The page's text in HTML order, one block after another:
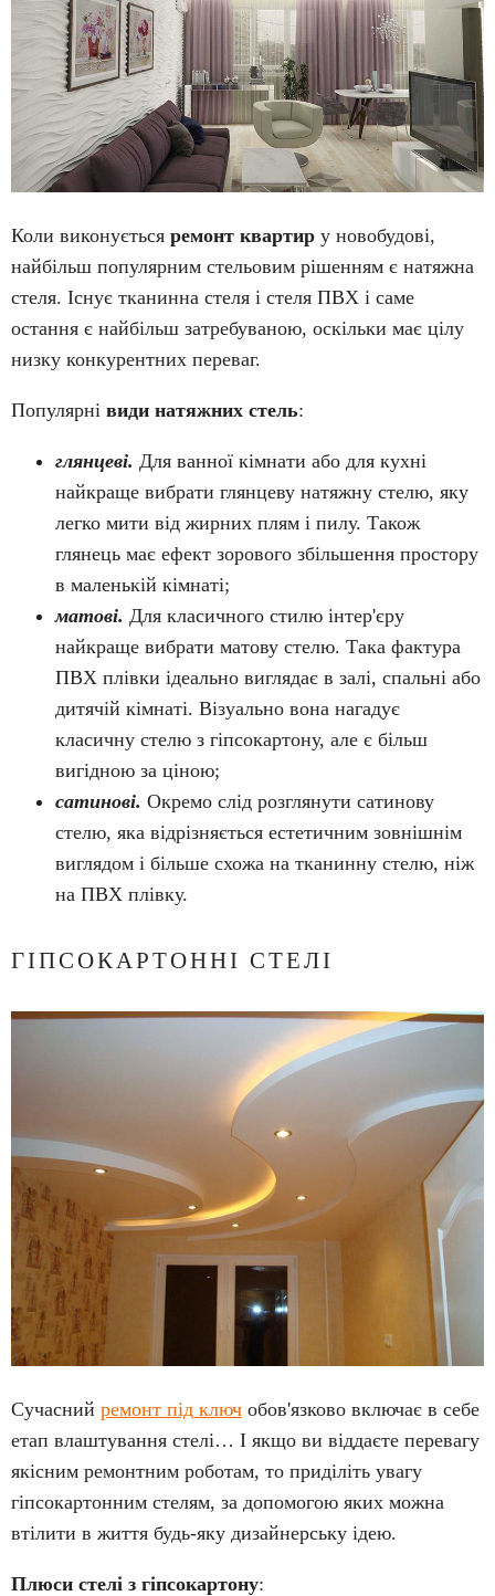
Коли виконується ремонт квартир у новобудові,
найбільш популярним стельовим рішенням є натяжна
стеля. Існує тканинна стеля і стеля ПВХ і саме
остання є найбільш затребуваною, оскільки має цілу
низку конкурентних переваг.
Популярні види натяжних стель:
глянцеві. Для ванної кімнати або для кухні
найкраще вибрати глянцеву натяжну стелю, яку
легко мити від жирних плям і пилу. Також
глянець має ефект зорового збільшення простору
в маленькій кімнаті;
матові. Для класичного стилю інтер'єру
найкраще вибрати матову стелю. Така фактура
ПВХ плівки ідеально виглядає в залі, спальні або
дитячій кімнаті. Візуально вона нагадує
класичну стелю з гіпсокартону, але є більш
вигідною за ціною;
сатинові. Окремо слід розглянути сатинову
стелю, яка відрізняється естетичним зовнішнім
виглядом і більше схожа на тканинну стелю, ніж
на ПВХ плівку.
ГІПСОКАРТОННІ СТЕЛІ
Сучасний ремонт під ключ обов'язково включає в себе
етап влаштування стелі… І якщо ви віддаєте перевагу
якісним ремонтним роботам, то приділіть увагу
гіпсокартонним стелям, за допомогою яких можна
втілити в життя будь-яку дизайнерську ідею.
Плюси стелі з гіпсокартону: